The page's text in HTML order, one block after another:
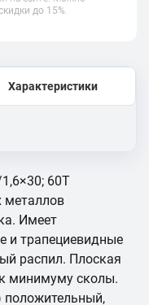
до 15%.
Характеристики
60T
металлов
Имеет
и трапециевидные
распил. Плоская
к минимуму сколы.
положительный,